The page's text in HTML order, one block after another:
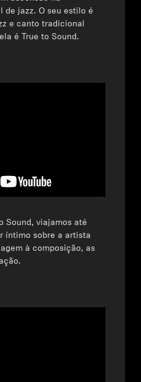
de jazz. O seu estilo é
e canto tradicional
é True to Sound.
Sound, viajamos até
íntimo sobre a artista
à composição, as